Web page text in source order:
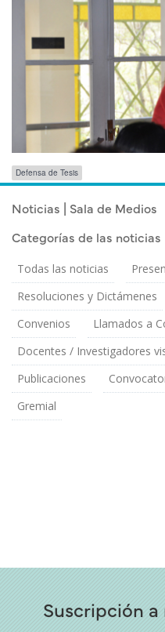
Noticias | Sala de Medios
Categorías de las noticias
Todas las noticias
Resoluciones y Dictámenes
Convenios
Llamados a
Docentes / Investigadores
Publicaciones
Gremial
Etiquetas
para
novedades
Defensa de Tesis
Publicado el Lunes 7 Octubre, 2013
Suscripción